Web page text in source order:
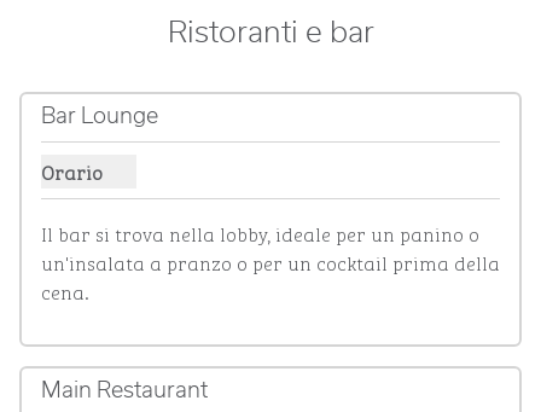
Ristoranti e bar
Bar Lounge
Orario
Mostra gli orari per il bar lounge
Il bar si trova nella lobby, ideale per un panino o
un'insalata a pranzo o per un cocktail prima della
cena.
1/2
1 di 2
immagine precedente
Main Restaurant